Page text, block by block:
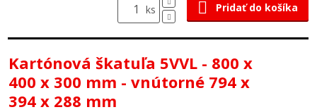
ks Pridať do košíka
Kartónová škatuľa 5VVL - 800 x
400 x 300 mm - vnútorné 794 x
394 x 288 mm